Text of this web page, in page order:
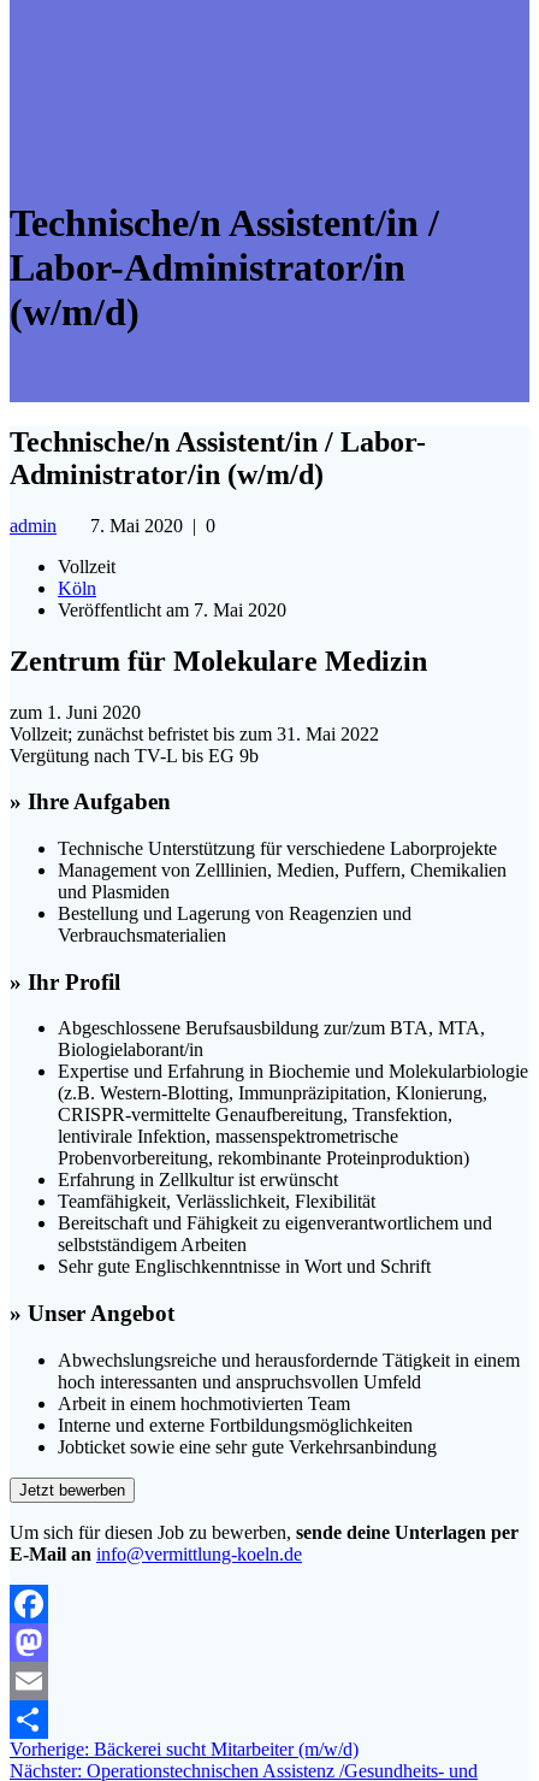
Technische/n Assistent/in /
Labor-Administrator/in
(w/m/d)
Technische/n Assistent/in / Labor-
Administrator/in (w/m/d)
admin 7. Mai 2020 | 0
Vollzeit
Köln
Veröffentlicht am 7. Mai 2020
Zentrum für Molekulare Medizin
zum 1. Juni 2020
Vollzeit; zunächst befristet bis zum 31. Mai 2022
Vergütung nach TV-L bis EG 9b
» Ihre Aufgaben
Technische Unterstützung für verschiedene Laborprojekte
Management von Zelllinien, Medien, Puffern, Chemikalien
und Plasmiden
Bestellung und Lagerung von Reagenzien und
Verbrauchsmaterialien
» Ihr Profil
Abgeschlossene Berufsausbildung zur/zum BTA, MTA,
Biologielaborant/in
Expertise und Erfahrung in Biochemie und Molekularbiologie
(z.B. Western-Blotting, Immunpräzipitation, Klonierung,
CRISPR-vermittelte Genaufbereitung, Transfektion,
lentivirale Infektion, massenspektrometrische
Probenvorbereitung, rekombinante Proteinproduktion)
Erfahrung in Zellkultur ist erwünscht
Teamfähigkeit, Verlässlichkeit, Flexibilität
Bereitschaft und Fähigkeit zu eigenverantwortlichem und
selbstständigem Arbeiten
Sehr gute Englischkenntnisse in Wort und Schrift
» Unser Angebot
Abwechslungsreiche und herausfordernde Tätigkeit in einem
hoch interessanten und anspruchsvollen Umfeld
Arbeit in einem hochmotivierten Team
Interne und externe Fortbildungsmöglichkeiten
Jobticket sowie eine sehr gute Verkehrsanbindung
Um sich für diesen Job zu bewerben, sende deine Unterlagen per
E-Mail an info@vermittlung-koeln.de
Facebook
Mastodon
Email
Teilen
Beitragsnavigation
Vorherige: Vorheriger
Beitrag:
Bäckerei sucht Mitarbeiter (m/w/d)
Nächster: Nächster
Operationstechnischen Assistenz /Gesundheits- und